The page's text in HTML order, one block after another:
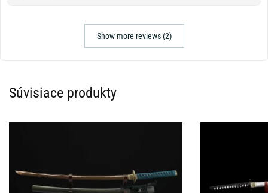
Show more reviews (2)
Súvisiace produkty